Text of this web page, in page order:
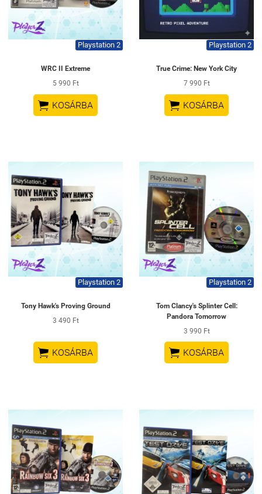
Playstation 2
WRC II Extreme
5 990 Ft
 KOSÁRBA
Playstation 2
True Crime: New York City
7 990 Ft
 KOSÁRBA
Playstation 2
Tony Hawk's Proving Ground
3 490 Ft
 KOSÁRBA
Playstation 2
Tom Clancy's Splinter Cell:
Pandora Tomorrow
3 990 Ft
 KOSÁRBA